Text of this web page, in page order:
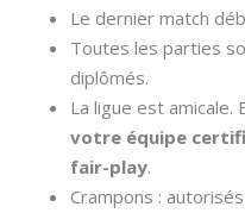
Le dernier match
Toutes les parties
diplômés.
La ligue est amicale.
votre équipe
fair-play.
Crampons :